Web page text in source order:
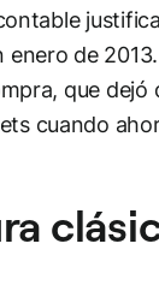
enero de
que dejó
cuando